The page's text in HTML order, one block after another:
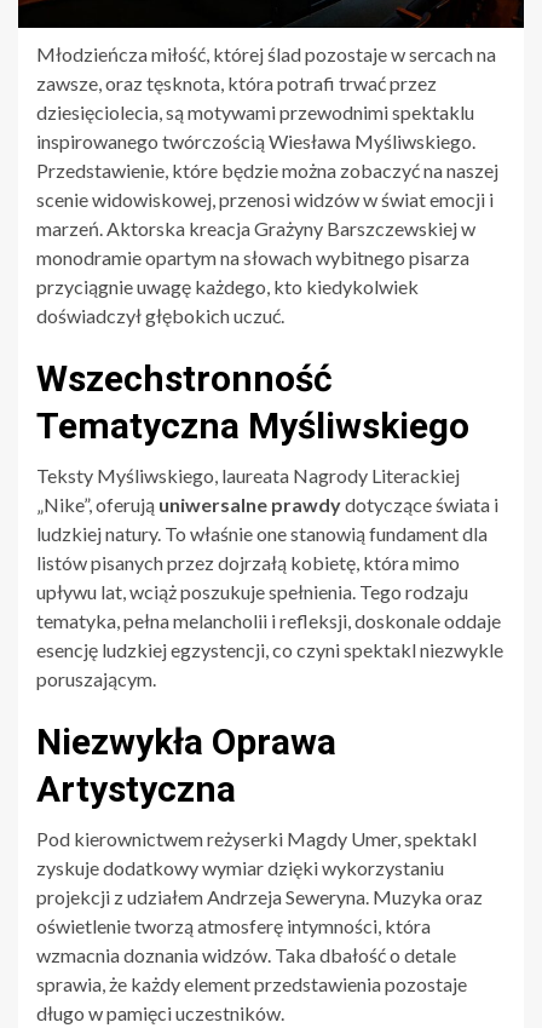
Młodzieńcza miłość, której ślad pozostaje w sercach na
zawsze, oraz tęsknota, która potrafi trwać przez
dziesięciolecia, są motywami przewodnimi spektaklu
inspirowanego twórczością Wiesława Myśliwskiego.
Przedstawienie, które będzie można zobaczyć na naszej
scenie widowiskowej, przenosi widzów w świat emocji i
marzeń. Aktorska kreacja Grażyny Barszczewskiej w
monodramie opartym na słowach wybitnego pisarza
przyciągnie uwagę każdego, kto kiedykolwiek
doświadczył głębokich uczuć.
Wszechstronność
Tematyczna Myśliwskiego
Teksty Myśliwskiego, laureata Nagrody Literackiej
„Nike”, oferują uniwersalne prawdydotyczące świata i
ludzkiej natury. To właśnie one stanowią fundament dla
listów pisanych przez dojrzałą kobietę, która mimo
upływu lat, wciąż poszukuje spełnienia. Tego rodzaju
tematyka, pełna melancholii i refleksji, doskonale oddaje
esencję ludzkiej egzystencji, co czyni spektakl niezwykle
poruszającym.
Niezwykła Oprawa
Artystyczna
Pod kierownictwem reżyserki Magdy Umer, spektakl
zyskuje dodatkowy wymiar dzięki wykorzystaniu
projekcji z udziałem Andrzeja Seweryna. Muzyka oraz
oświetlenie tworzą atmosferę intymności, która
wzmacnia doznania widzów. Taka dbałość o detale
sprawia, że każdy element przedstawienia pozostaje
długo w pamięci uczestników.